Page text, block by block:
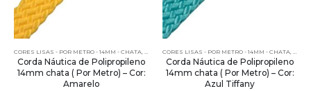
CORES LISAS - POR METRO - 14MM - CHATA PE – 14MM – CHATA - POR METRO, POR METRO - 14MM -
Corda Náutica de Polipropileno
14mm chata ( Por Metro) – Cor:
Amarelo
CORES LISAS - POR METRO - 14MM - CHATA
Corda Náutica de Polipropileno
14mm chata ( Por Metro) – Cor:
Azul Tiffany